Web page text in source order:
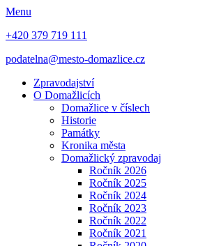
Menu
+420 379 719 111
podatelna@mesto-domazlice.cz
Zpravodajství
O Domažlicích
Domažlice v číslech
Historie
Památky
Kronika města
Domažlický zpravodaj
Ročník 2026
Ročník 2025
Ročník 2024
Ročník 2023
Ročník 2022
Ročník 2021